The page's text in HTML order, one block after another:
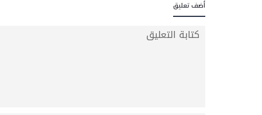
أضف تعليق